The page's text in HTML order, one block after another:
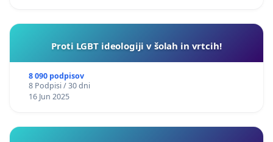
Proti LGBT ideologiji v šolah in vrtcih!
8 090 podpisov
8 Podpisi / 30 dni
16 Jun 2025